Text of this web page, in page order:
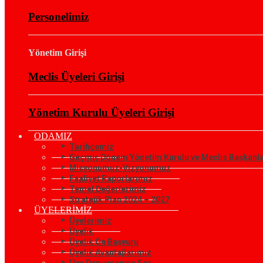
Personelimiz
Yönetim Girişi
Meclis Üyeleri Girişi
Yönetim Kurulu Üyeleri Girişi
ODAMIZ
Tarihçemiz
Geçmiş Dönem Yönetim Kurulu ve Meclis
Misyonumuz-Vizyonumuz
Faaliyet Raporlarımız
Temel Değerlerimiz
Stratejik Plan 2024 – 2027
ÜYELERİMİZ
Üyelerimiz
Üyelik
Üyelik Ön Başvuru
Üyelik Avantajlarımız